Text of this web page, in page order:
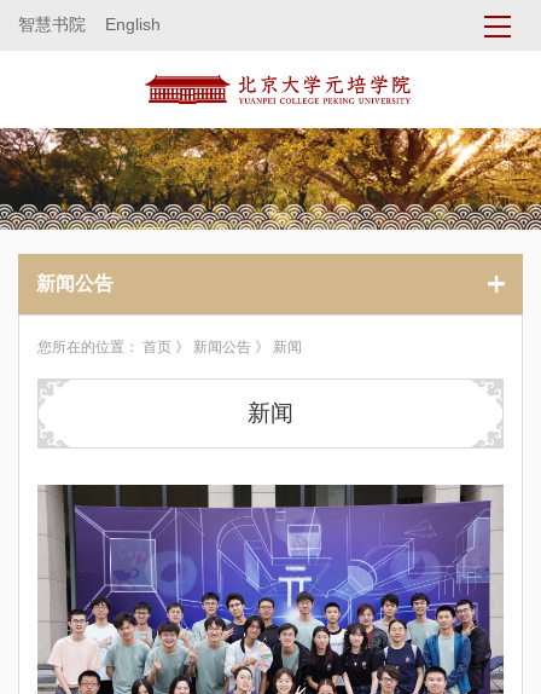
智慧书院 English
新闻公告
您所在的位置： 首页 》 新闻公告 》 新闻
新闻